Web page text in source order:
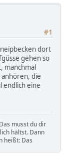
#1
dort
gehen so
manchmal
anhören, die
endlich eine
musst du dir
hältst. Dann
heißt: Das